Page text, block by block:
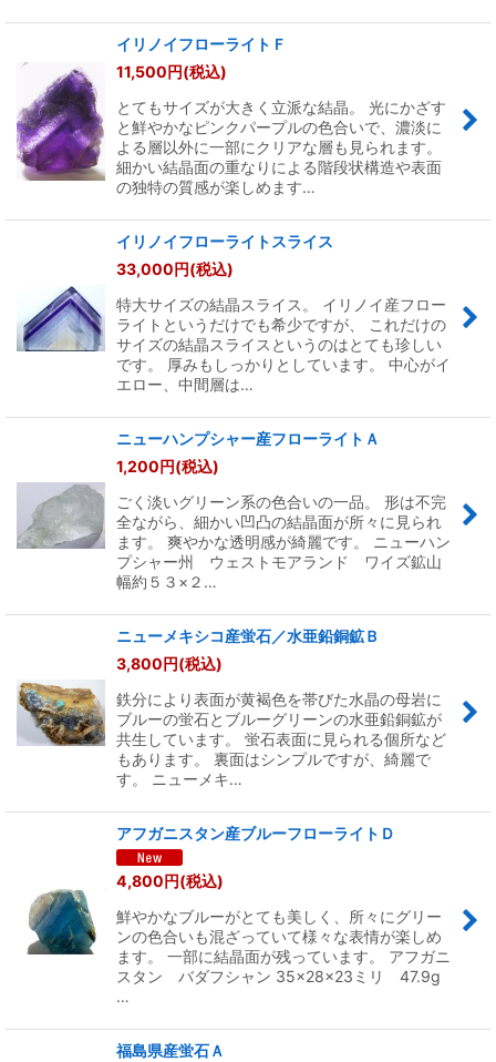
イリノイフローライトＦ
11,500円(税込)
とてもサイズが大きく立派な結晶。 光にかざす
と鮮やかなピンクパープルの色合いで、濃淡に
よる層以外に一部にクリアな層も見られます。
細かい結晶面の重なりによる階段状構造や表面
の独特の質感が楽しめます…
イリノイフローライトスライス
33,000円(税込)
特大サイズの結晶スライス。 イリノイ産フロー
ライトというだけでも希少ですが、 これだけの
サイズの結晶スライスというのはとても珍しい
です。 厚みもしっかりとしています。 中心がイ
エロー、中間層は…
ニューハンプシャー産フローライトＡ
1,200円(税込)
ごく淡いグリーン系の色合いの一品。 形は不完
全ながら、細かい凹凸の結晶面が所々に見られ
ます。 爽やかな透明感が綺麗です。 ニューハン
プシャー州 ウェストモアランド ワイズ鉱山
幅約５３×２…
ニューメキシコ産蛍石／水亜鉛銅鉱Ｂ
3,800円(税込)
鉄分により表面が黄褐色を帯びた水晶の母岩に
ブルーの蛍石とブルーグリーンの水亜鉛銅鉱が
共生しています。 蛍石表面に見られる個所など
もあります。 裏面はシンプルですが、綺麗で
す。 ニューメキ…
アフガニスタン産ブルーフローライトＤ
4,800 円(税込)
鮮やかなブルーがとても美しく、所々にグリー
ンの色合いも混ざっていて様々な表情が楽しめ
ます。 一部に結晶面が残っています。 アフガニ
スタン バダフシャン 35×28×23ミリ 47.9g
…
福島県産蛍石Ａ